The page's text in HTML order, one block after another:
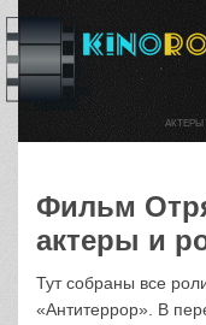
Фильм
актеры и
Тут собраны все
«Антитеррор». В
АКТЕРЫ